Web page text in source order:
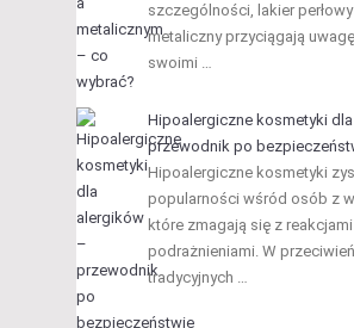
szczególności, lakier
metaliczny przyciągają
swoimi …
Hipoalergiczne kosmetyki
przewodnik po
Hipoalergiczne kosmetyki
popularności wśród osób z
które zmagają się z
podrażnieniami. W
tradycyjnych …